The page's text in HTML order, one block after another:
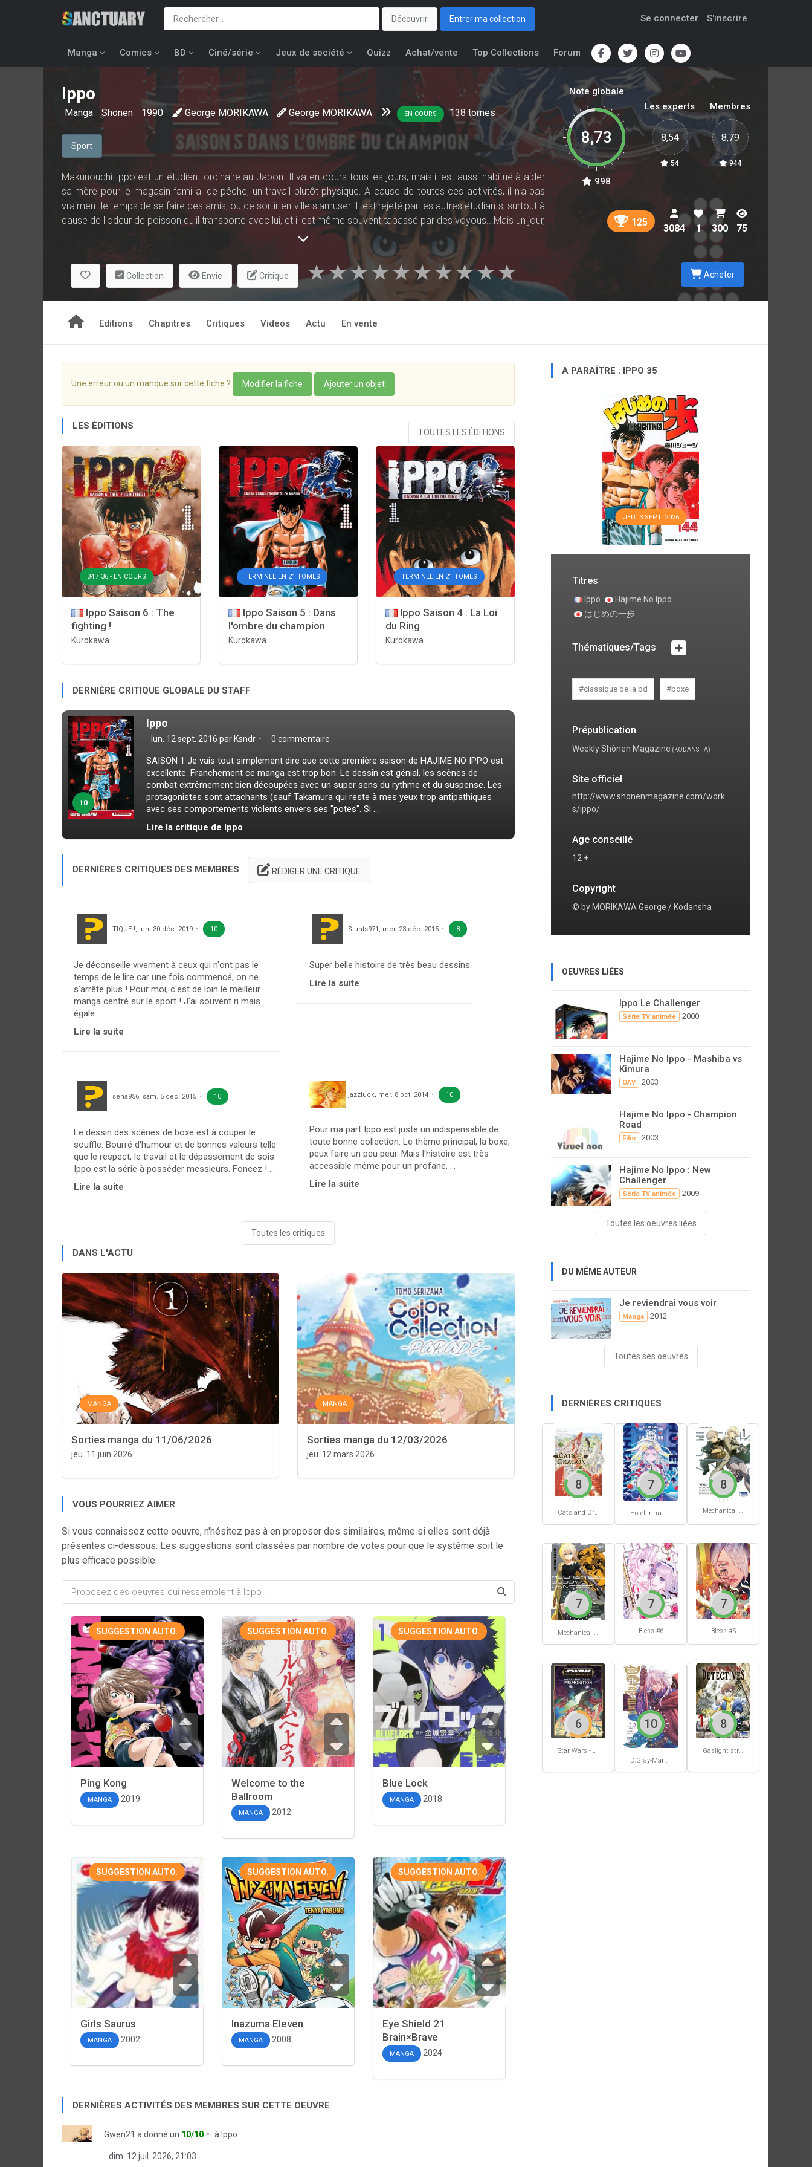
Découvrir Entrer ma collection Se connecter S'inscrire
Manga Comics BD Ciné/série Jeux de société Quizz Achat/vente Top Collections Forum
Ippo
Manga Shonen 1990 George MORIKAWA George MORIKAWA EN COURS 138 tomes
Sport
Makunouchi Ippo est un étudiant ordinaire au Japon. Il va en cours tous les jours, mais il est aussi habitué à aider
sa mère pour le magasin familial de pêche, un travail plutôt physique. A cause de toutes ces activités, il n'a pas
vraiment le temps de se faire des amis, ou de sortir en ville s'amuser. Il est rejeté par les autres étudiants, surtout à
cause de l'odeur de poisson qu'il transporte avec lui, et il est même souvent tabassé par des voyous...Mais un jour,
justement lorsqu'Ippo était en train de se faire massacrer, il est sauvé par un boxeur qui faisait son footing :
Mamoru Takamura...
Note globale
8,73
998
Les experts
8,54
54
Membres
8,79
944
125
3084 1 300 75
Collection Envie Critique ★
★
★
★
★
★
★
★
★
★ Acheter
Editions Chapitres Critiques Videos Actu En vente
Une erreur ou un manque sur cette fiche ? Modifier la fiche Ajouter un objet
LES ÉDITIONS
TOUTES LES ÉDITIONS
34 / 36 - EN COURS
Ippo Saison 6 : The
fighting !
Kurokawa
TERMINÉE EN 21 TOMES
Ippo Saison 5 : Dans
l'ombre du champion
Kurokawa
TERMINÉE EN 21 TOMES
Ippo Saison 4 : La Loi
du Ring
Kurokawa
DERNIÈRE CRITIQUE GLOBALE DU STAFF
10
Ippo
lun. 12 sept. 2016 par Ksndr 0 commentaire
SAISON 1 Je vais tout simplement dire que cette première saison de HAJIME NO IPPO est
excellente. Franchement ce manga est trop bon. Le dessin est génial, les scènes de
combat extrêmement bien découpées avec un super sens du rythme et du suspense. Les
protagonistes sont attachants (sauf Takamura qui reste à mes yeux trop antipathiques
avec ses comportements violents envers ses "potes". Si ...
Lire la critique de Ippo
DERNIÈRES CRITIQUES DES MEMBRES RÉDIGER UNE CRITIQUE
TIQUE !, lun. 30 déc. 2019 10
Je déconseille vivement à ceux qui n'ont pas le
temps de le lire car une fois commencé, on ne
s'arrête plus ! Pour moi, c'est de loin le meilleur
manga centré sur le sport ! J'ai souvent ri mais
égale...
Lire la suite
Stunts971 , mer. 23 déc. 2015 8
Super belle histoire de très beau dessins.
Lire la suite
sena956, sam. 5 déc. 2015 10
Le dessin des scènes de boxe est à couper le
souffle. Bourré d'humour et de bonnes valeurs telle
que le respect, le travail et le dépassement de sois.
Ippo est la série à posséder messieurs. Foncez ! ...
Lire la suite
jazzluck, mer. 8 oct. 2014 10
Pour ma part Ippo est juste un indispensable de
toute bonne collection. Le thème principal, la boxe,
peux faire un peu peur. Mais l'histoire est très
accessible même pour un profane. ...
Lire la suite
Toutes les critiques
DANS L'ACTU
MANGA
Sorties manga du 11/06/2026
jeu. 11 juin 2026
MANGA
Sorties manga du 12/03/2026
jeu. 12 mars 2026
VOUS POURRIEZ AIMER
Si vous connaissez cette oeuvre, n'hésitez pas à en proposer des similaires, même si elles sont déjà
présentes ci-dessous. Les suggestions sont classées par nombre de votes pour que le système soit le
plus efficace possible.
SUGGESTION AUTO.
Ping Kong
MANGA 2019
SUGGESTION AUTO.
Welcome to the
Ballroom
MANGA 2012
SUGGESTION AUTO.
Blue Lock
MANGA 2018
SUGGESTION AUTO.
Girls Saurus
MANGA 2002
SUGGESTION AUTO.
Inazuma Eleven
MANGA 2008
SUGGESTION AUTO.
Eye Shield 21
Brain×Brave
MANGA 2024
DERNIÈRES ACTIVITÉS DES MEMBRES SUR CETTE OEUVRE
Gwen21 a donné un 10/10 à Ippo
dim. 12 juil. 2026, 21:03
A PARAÎTRE : IPPO 35
JEU. 3 SEPT. 2026
Titres
Ippo
Hajime No Ippo
はじめの一歩
Thématiques/Tags
#classique de la bd #boxe
Prépublication
Weekly Shônen Magazine (KODANSHA)
Site officiel
http://www.shonenmagazine.com/work
s/ippo/
Age conseillé
12 +
Copyright
© by MORIKAWA George / Kodansha
OEUVRES LIÉES
Ippo Le Challenger
Série TV animée 2000
Hajime No Ippo - Mashiba vs
Kimura
OAV 2003
Hajime No Ippo - Champion
Road
Film 2003
Hajime No Ippo : New
Challenger
Série TV animée 2009
Toutes les oeuvres liées
DU MÊME AUTEUR
Je reviendrai vous voir
Manga 2012
Toutes ses oeuvres
DERNIÈRES CRITIQUES
Cats and Dragon #3
8
Hotel Inhumans #1
7
Mechanical Buddy Universe #1
8
Mechanical Buddy Universe #0
7
Bless #6
7
Bless #5
7
Star Wars - La Haute République - Un équilibre fragile
6
D.Gray-Man #29
10
Gaslight stray dog detectives #1
8